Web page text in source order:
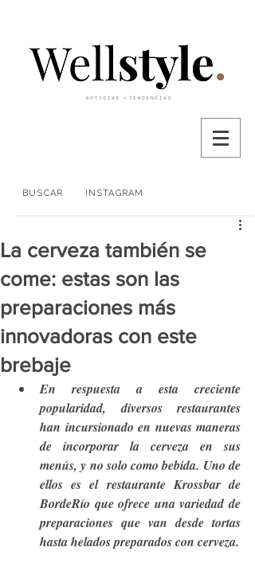
BUSCAR INSTAGRAM
La cerveza también se
come: estas son las
preparaciones más
innovadoras con este
brebaje
En respuesta a esta creciente
popularidad, diversos restaurantes
han incursionado en nuevas maneras
de incorporar la cerveza en sus
menús, y no solo como bebida. Uno de
ellos es el restaurante Krossbar de
BordeRío que ofrece una variedad de
preparaciones que van desde tortas
hasta helados preparados con cerveza.